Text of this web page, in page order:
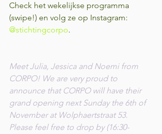
Check het wekelijkse programma
(swipe!) en volg ze op Instagram:
@stichtingcorpo.
Meet Julia, Jessica and Noemi from
CORPO! We are very proud to
announce that CORPO will have their
grand opening next Sunday the 6th of
November at Wolphaertstraat 53.
Please feel free to drop by (16:30-